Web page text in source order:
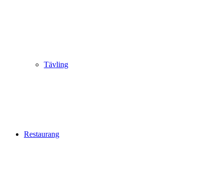
Tävling
Restaurang